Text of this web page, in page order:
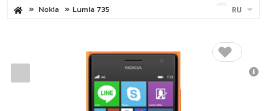
Nokia Lumia 735 RU